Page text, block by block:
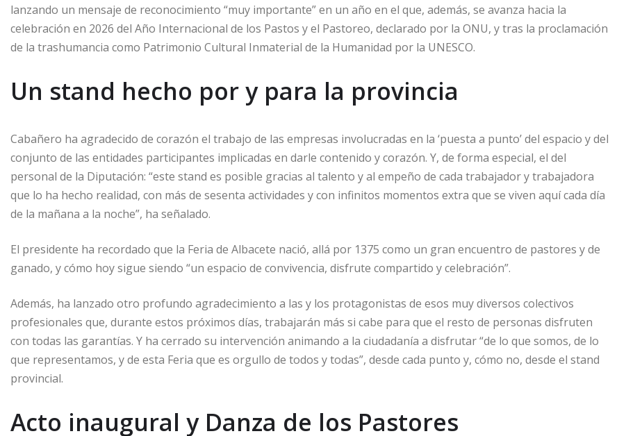
lanzando un mensaje de reconocimiento “muy importante” en un año en el que, además, se avanza hacia la
celebración en 2026 del Año Internacional de los Pastos y el Pastoreo, declarado por la ONU, y tras la proclamación
de la trashumancia como Patrimonio Cultural Inmaterial de la Humanidad por la UNESCO.
Un stand hecho por y para la provincia
Cabañero ha agradecido de corazón el trabajo de las empresas involucradas en la ‘puesta a punto’ del espacio y del
conjunto de las entidades participantes implicadas en darle contenido y corazón. Y, de forma especial, el del
personal de la Diputación: “este stand es posible gracias al talento y al empeño de cada trabajador y trabajadora
que lo ha hecho realidad, con más de sesenta actividades y con infinitos momentos extra que se viven aquí cada día
de la mañana a la noche”, ha señalado.
El presidente ha recordado que la Feria de Albacete nació, allá por 1375 como un gran encuentro de pastores y de
ganado, y cómo hoy sigue siendo “un espacio de convivencia, disfrute compartido y celebración”.
Además, ha lanzado otro profundo agradecimiento a las y los protagonistas de esos muy diversos colectivos
profesionales que, durante estos próximos días, trabajarán más si cabe para que el resto de personas disfruten
con todas las garantías. Y ha cerrado su intervención animando a la ciudadanía a disfrutar “de lo que somos, de lo
que representamos, y de esta Feria que es orgullo de todos y todas”, desde cada punto y, cómo no, desde el stand
provincial.
Acto inaugural y Danza de los Pastores